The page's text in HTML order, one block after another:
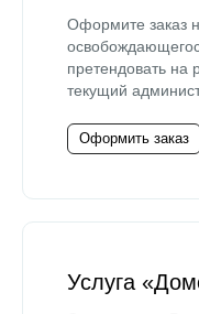
Оформите заказ
претендовать на
текущий
Оформить заказ
Услуга